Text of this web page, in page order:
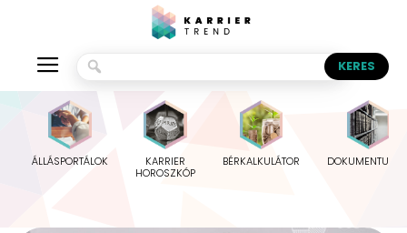
ÁLLÁSPORTÁLOK
KARRIER
HOROSZKÓP
BÉRKALKULÁTOR